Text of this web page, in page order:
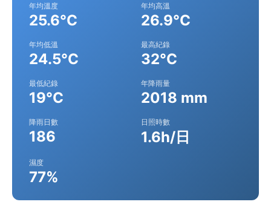
年均溫度
25.6°C
年均高溫
26.9°C
年均低溫
24.5°C
最高紀錄
32°C
最低紀錄
19°C
年降雨量
2018 mm
降雨日數
186
日照時數
1.6h/日
濕度
77%